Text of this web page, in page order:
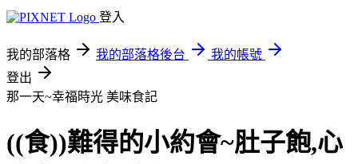
登入
我的部落格 我的部落格後台
我的帳號
登出
那一天~幸福時光 美味食記
((食))難得的小約會~肚子飽,心